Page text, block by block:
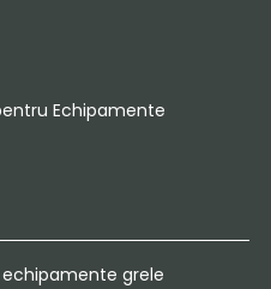
Echipamente
grele